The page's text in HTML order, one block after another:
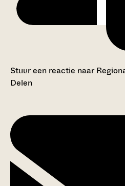
Stuur een reactie naar
Delen